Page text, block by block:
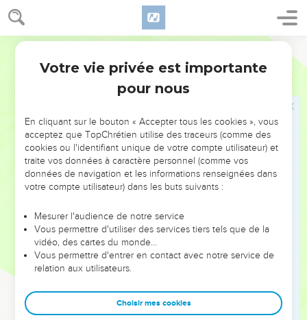
Actes 5
quelque chose, auquel se joignit un nombre d'hommes
d'environ quatre cents ; mais il a été défait, et tous ceux qui
s'étaient joints à lui ont été dissipés et réduits à rien.
Après lui parut Judas le Galiléen aux jours du
dénombrement, et il attira à lui un grand peuple ; mais celui-
ci aussi est péri, et tous ceux qui s'étaient joints à lui ont été
dispersés.
Maintenant donc je vous dis : ne continuez plus vos
poursuites contre ces hommes, et laissez-les : car si cette
entreprise ou cette oeuvre est des hommes, elle sera
détruite ;
prenez garde que même vous ne soyez trouvés faire la
guerre à Dieu. Et ils furent de son avis.
Puis ayant appelé les Apôtres, ils leur commandèrent,
après les avoir fouettés, de ne parler point au Nom de Jésus ;
après quoi ils les laissèrent aller.
Et [les Apôtres] se retirèrent de devant le Conseil, joyeux
Votre vie privée est importante
pour nous
En cliquant sur le bouton « Accepter tous les cookies », vous
acceptez que TopChrétien utilise des traceurs (comme des
cookies ou l'identifiant unique de votre compte utilisateur) et
traite vos données à caractère personnel (comme vos
données de navigation et les informations renseignées dans
votre compte utilisateur) dans les buts suivants :
Mesurer l'audience de notre service
Vous permettre d'utiliser des services tiers tels que de la
vidéo, des cartes du monde…
Vous permettre d'entrer en contact avec notre service de
relation aux utilisateurs.
Choisir mes cookies